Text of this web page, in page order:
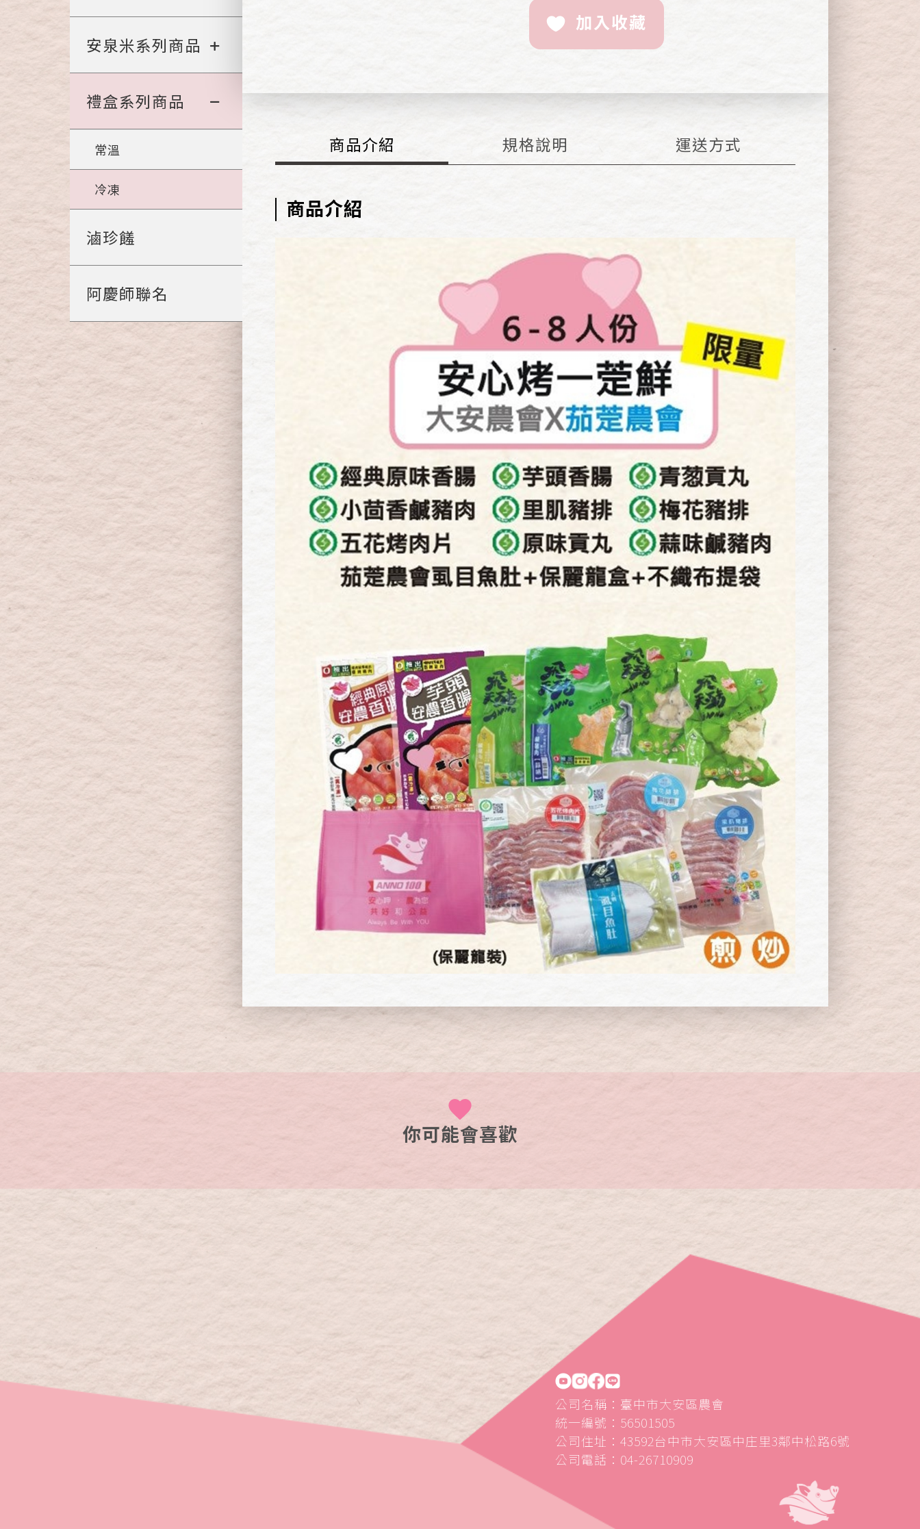
安泉米系列商品
禮盒系列商品
常溫
冷凍
滷珍饈
阿慶師聯名
加入收藏
商品介紹 規格說明 運送方式
商品介紹
你可能會喜歡
公司名稱：臺中市大安區農會
統一編號：56501505
公司住址：43592台中市大安區中庄里3鄰中松路6號
公司電話：04-26710909